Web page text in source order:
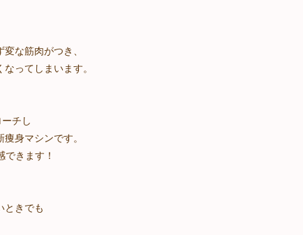
な筋肉がつき、
ってしまいます。
チし
身マシンです。
きます！
ときでも